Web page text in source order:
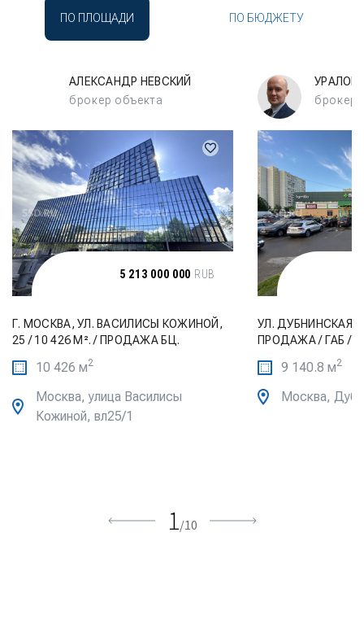
ПО ПЛОЩАДИ ПО БЮДЖЕТУ
АЛЕКСАНДР НЕВСКИЙ
брокер объекта
5 213 000 000 RUB
Г. МОСКВА, УЛ. ВАСИЛИСЫ КОЖИНОЙ,
25 / 10 426 М². / ПРОДАЖА БЦ.
10 426 м2
Москва, улица Василисы
Кожиной, вл25/1
УРАЛОВ
брокер
УЛ. ДУБНИНСКАЯ,
ПРОДАЖА / ГАБ /
9 140.8 м2
Москва,
1/10